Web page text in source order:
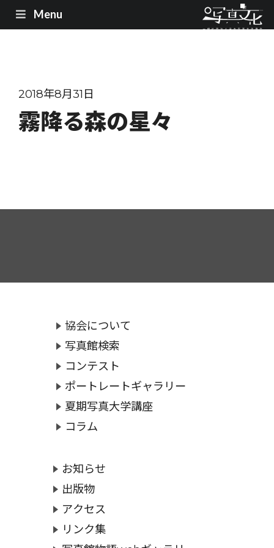
Menu
2018年8月31日
霧降る森の星々
協会について
写真館検索
コンテスト
ポートレートギャラリー
夏期写真大学講座
コラム
お知らせ
出版物
アクセス
リンク集